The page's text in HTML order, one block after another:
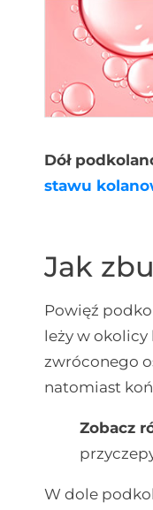
Dół
stawu
Jak
Powięź
leży w okolicy
zwróconego
natomiast
Zobacz
W dole